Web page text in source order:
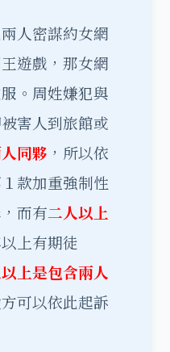
人密謀約女網
遊戲，那女網
。周姓嫌犯與
害人到旅館或
同夥 ，所以依
款加重強制性
而有二人以上
上有期徒
上是包含兩人
可以依此起訴